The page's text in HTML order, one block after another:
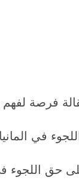
فرصة
في
اللجوء في